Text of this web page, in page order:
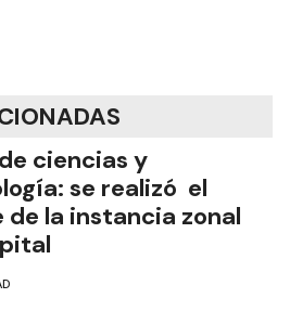
ciencias y
se realizó el
de la instancia zonal